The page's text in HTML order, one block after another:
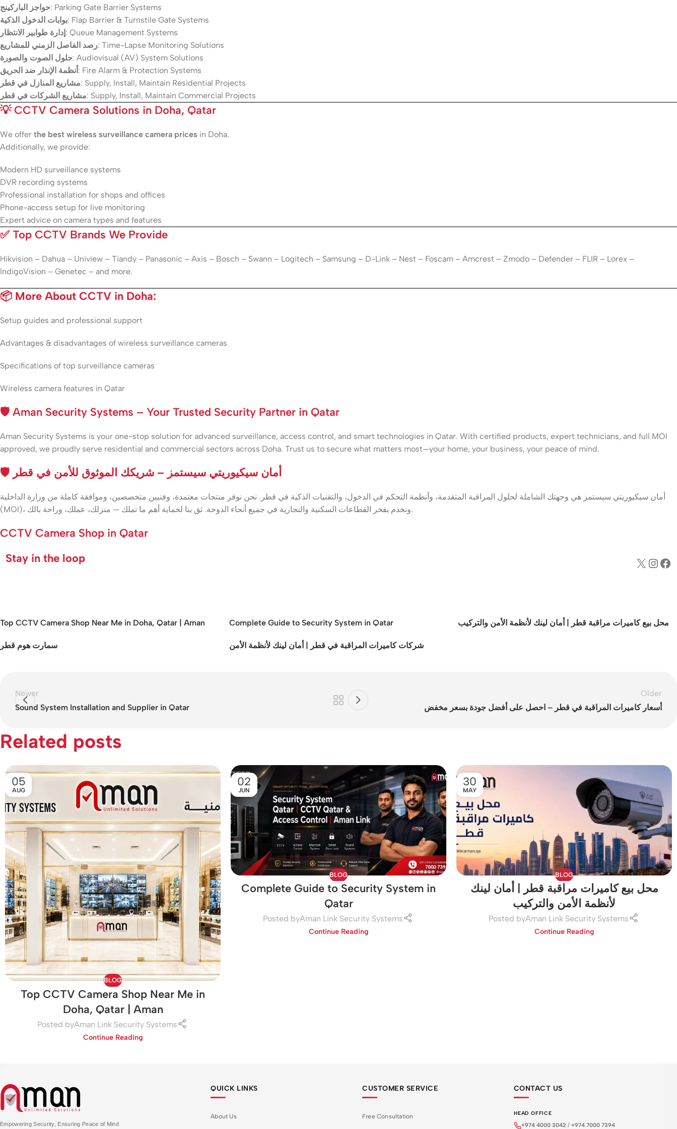
حواجز الباركينج: Parking Gate Barrier Systems
بوابات الدخول الذكية: Flap Barrier & Turnstile Gate Systems
إدارة طوابير الانتظار: Queue Management Systems
رصد الفاصل الزمني للمشاريع: Time-Lapse Monitoring Solutions
حلول الصوت والصورة: Audiovisual (AV) System Solutions
أنظمة الإنذار ضد الحريق: Fire Alarm & Protection Systems
مشاريع المنازل في قطر: Supply, Install, Maintain Residential Projects
مشاريع الشركات في قطر: Supply, Install, Maintain Commercial Projects
💡CCTV Camera Solutions in Doha, Qatar
We offer the best wireless surveillance camera prices in Doha.
Additionally, we provide:
Modern HD surveillance systems
DVR recording systems
Professional installation for shops and offices
Phone-access setup for live monitoring
Expert advice on camera types and features
✅ Top CCTV Brands We Provide
Hikvision – Dahua – Uniview – Tiandy – Panasonic – Axis – Bosch – Swann – Logitech – Samsung – D-Link – Nest – Foscam – Amcrest – Zmodo – Defender – FLIR – Lorex –
IndigoVision – Genetec – and more.
📦 More About CCTV in Doha:
Setup guides and professional support
Advantages & disadvantages of wireless surveillance cameras
Specifications of top surveillance cameras
Wireless camera features in Qatar
🛡️ Aman Security Systems – Your Trusted Security Partner in Qatar
Aman Security Systems is your one-stop solution for advanced surveillance, access control, and smart technologies in Qatar. With certified products, expert technicians, and full MOI
approved, we proudly serve residential and commercial sectors across Doha. Trust us to secure what matters most—your home, your business, your peace of mind.
🛡️ أمان سيكيوريتي سيستمز – شريكك الموثوق للأمن في قطر
أمان سيكيوريتي سيستمز هي وجهتك الشاملة لحلول المراقبة المتقدمة، وأنظمة التحكم في الدخول، والتقنيات الذكية في قطر. نحن نوفر منتجات معتمدة، وفنيين متخصصين، وموافقة كاملة من وزارة الداخلية
(MOI)، ونخدم بفخر القطاعات السكنية والتجارية في جميع أنحاء الدوحة. ثق بنا لحماية أهم ما تملك — منزلك، عملك، وراحة بالك.
CCTV Camera Shop in Qatar
Stay in the loop
Top CCTV Camera Shop Near Me in Doha, Qatar | Aman Complete Guide to Security System in Qatar محل بيع كاميرات مراقبة قطر | أمان لينك لأنظمة الأمن والتركيب
سمارت هوم قطر شركات كاميرات المراقبة في قطر | أمان لينك لأنظمة الأمن
Newer
Sound System Installation and Supplier in Qatar
Older
أسعار كاميرات المراقبة في قطر – احصل على أفضل جودة بسعر مخفض
Related posts
05
AUG
BLOG
Top CCTV Camera Shop Near Me in
Doha, Qatar | Aman
Posted byAman Link Security Systems
Continue Reading
02
JUN
BLOG
Complete Guide to Security System in
Qatar
Posted byAman Link Security Systems
Continue Reading
30
MAY
BLOG
محل بيع كاميرات مراقبة قطر | أمان لينك
لأنظمة الأمن والتركيب
Posted byAman Link Security Systems
Continue Reading
Empowering Security, Ensuring Peace of Mind
QUICK LINKS
About Us
CUSTOMER SERVICE
Free Consultation
CONTACT US
HEAD OFFICE
+974 4000 3042 / +974 7000 7394